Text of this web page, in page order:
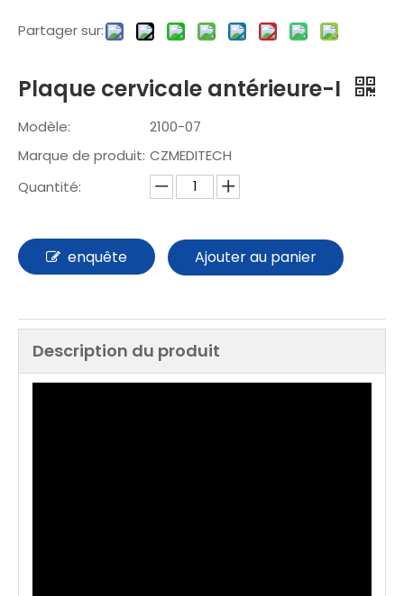
Partager sur:
Plaque cervicale antérieure-I
Modèle:
2100-07
Marque de produit: CZMEDITECH
Quantité:
enquête Ajouter au panier
Description du produit